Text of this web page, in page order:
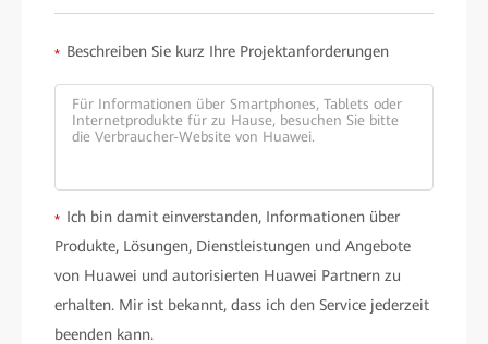
* Beschreiben Sie kurz Ihre Projektanforderungen
* Ich bin damit einverstanden, Informationen über
Produkte, Lösungen, Dienstleistungen und Angebote
von Huawei und autorisierten Huawei Partnern zu
erhalten. Mir ist bekannt, dass ich den Service jederzeit
beenden kann.